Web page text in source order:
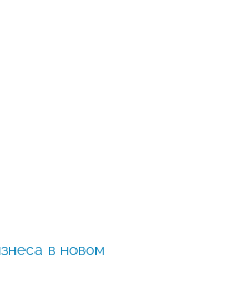
в новом